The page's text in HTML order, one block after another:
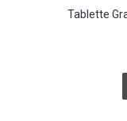
Tablette